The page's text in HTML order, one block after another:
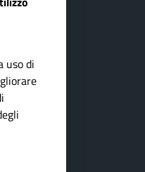
uso di